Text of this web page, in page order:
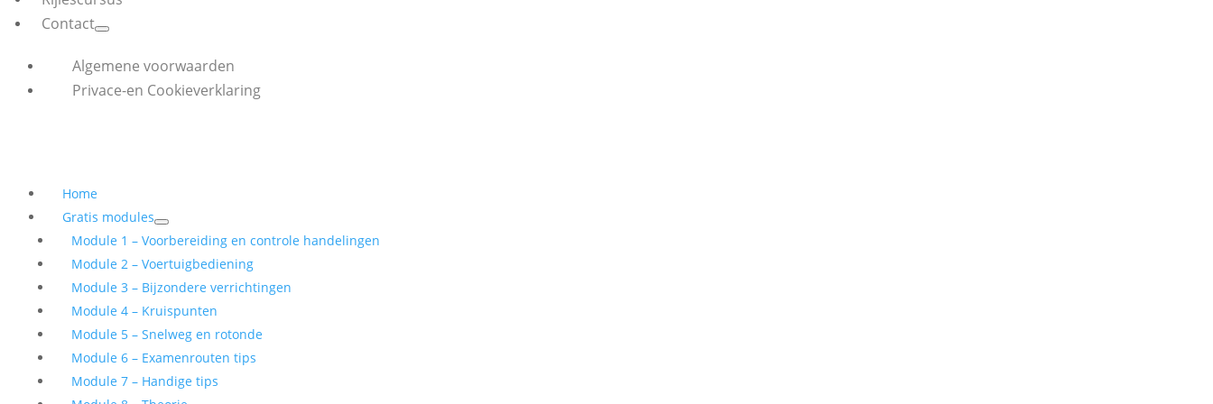
Contact
Algemene voorwaarden
Privace-en Cookieverklaring
Home
Gratis modules
Module 1 – Voorbereiding en controle handelingen
Module 2 – Voertuigbediening
Module 3 – Bijzondere verrichtingen
Module 4 – Kruispunten
Module 5 – Snelweg en rotonde
Module 6 – Examenrouten tips
Module 7 – Handige tips